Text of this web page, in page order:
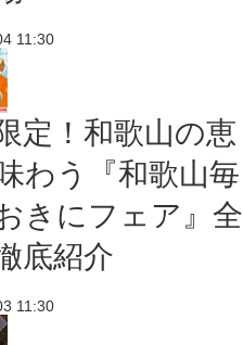
11:30
定！和歌山の恵
わう『和歌山毎
きにフェア』全
底紹介
11:30